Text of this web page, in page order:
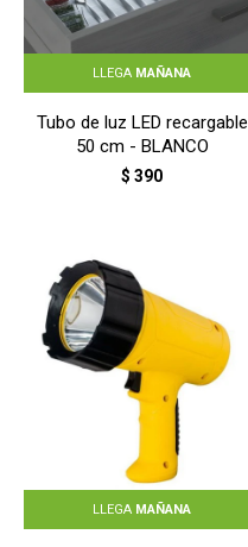
LLEGA MAÑANA
Tubo de luz LED recargable
50 cm - BLANCO
$ 390
LLEGA MAÑANA